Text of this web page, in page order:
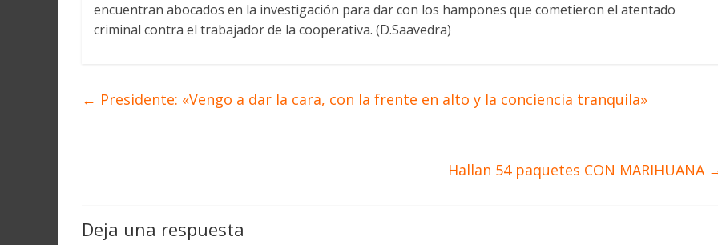
encuentran abocados en la investigación para dar con los hampones que cometieron el atentado
criminal contra el trabajador de la cooperativa. (D.Saavedra)
← Presidente: «Vengo a dar la cara, con la frente en alto y la conciencia tranquila»
Hallan 54 paquetes CON MARIHUANA
Deja una respuesta